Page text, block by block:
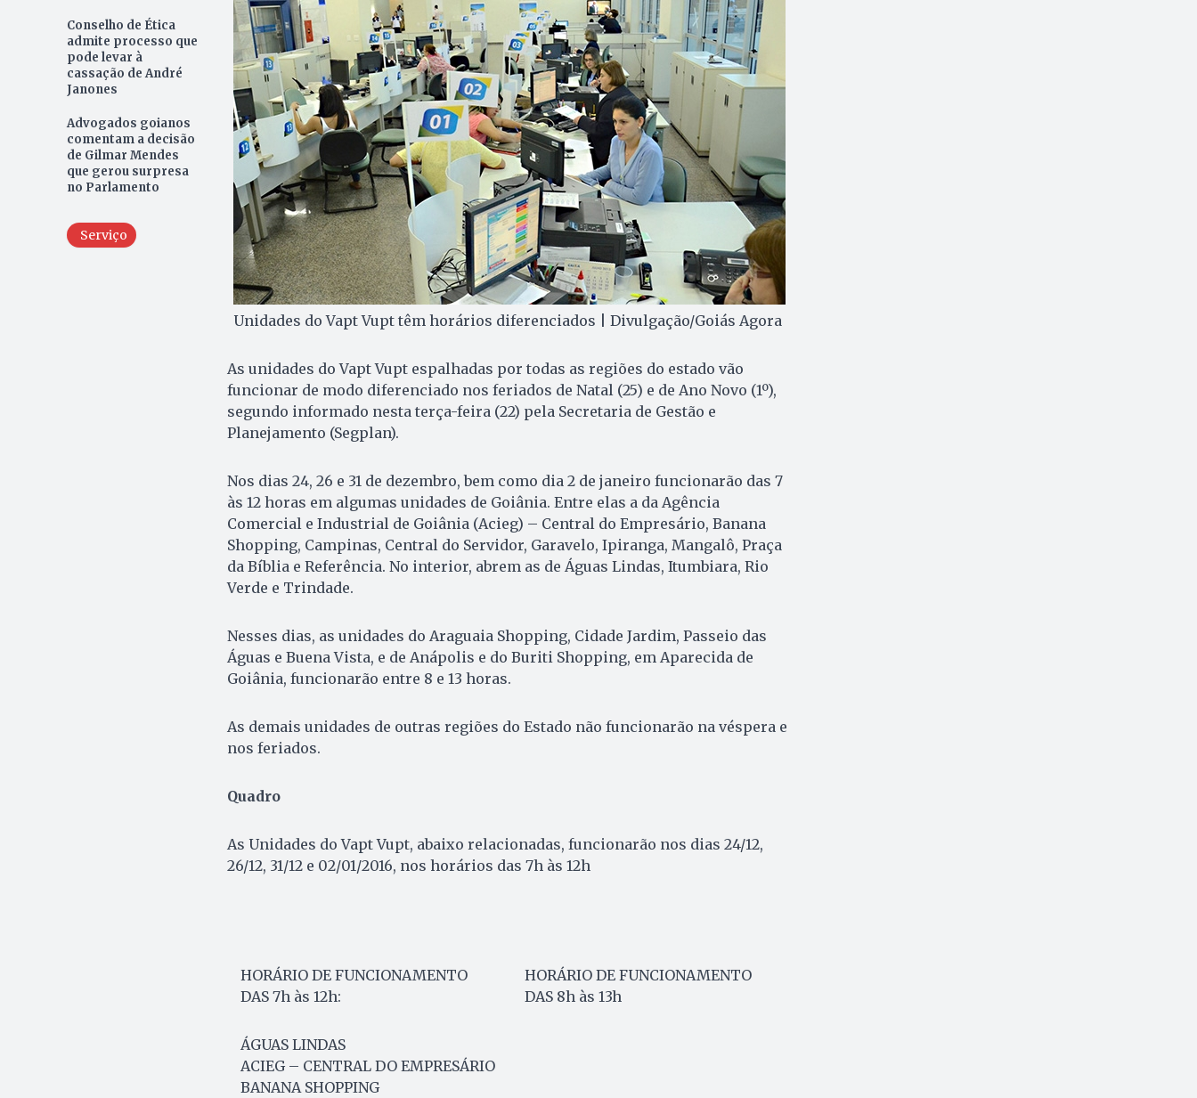
Conselho de Ética
admite processo que
pode levar à
cassação de André
Janones
Advogados goianos
comentam a decisão
de Gilmar Mendes
que gerou surpresa
no Parlamento
Serviço
Unidades do Vapt Vupt têm horários diferenciados | Divulgação/Goiás Agora
As unidades do Vapt Vupt espalhadas por todas as regiões do estado vão
funcionar de modo diferenciado nos feriados de Natal (25) e de Ano Novo (1º),
segundo informado nesta terça-feira (22) pela Secretaria de Gestão e
Planejamento (Segplan).
Nos dias 24, 26 e 31 de dezembro, bem como dia 2 de janeiro funcionarão das 7
às 12 horas em algumas unidades de Goiânia. Entre elas a da Agência
Comercial e Industrial de Goiânia (Acieg) – Central do Empresário, Banana
Shopping, Campinas, Central do Servidor, Garavelo, Ipiranga, Mangalô, Praça
da Bíblia e Referência. No interior, abrem as de Águas Lindas, Itumbiara, Rio
Verde e Trindade.
Nesses dias, as unidades do Araguaia Shopping, Cidade Jardim, Passeio das
Águas e Buena Vista, e de Anápolis e do Buriti Shopping, em Aparecida de
Goiânia, funcionarão entre 8 e 13 horas.
As demais unidades de outras regiões do Estado não funcionarão na véspera e
nos feriados.
Quadro
As Unidades do Vapt Vupt, abaixo relacionadas, funcionarão nos dias 24/12,
26/12, 31/12 e 02/01/2016, nos horários das 7h às 12h
HORÁRIO DE FUNCIONAMENTO
DAS 7h às 12h:
HORÁRIO DE FUNCIONAMENTO
DAS 8h às 13h
ÁGUAS LINDAS
ACIEG – CENTRAL DO EMPRESÁRIO
BANANA SHOPPING